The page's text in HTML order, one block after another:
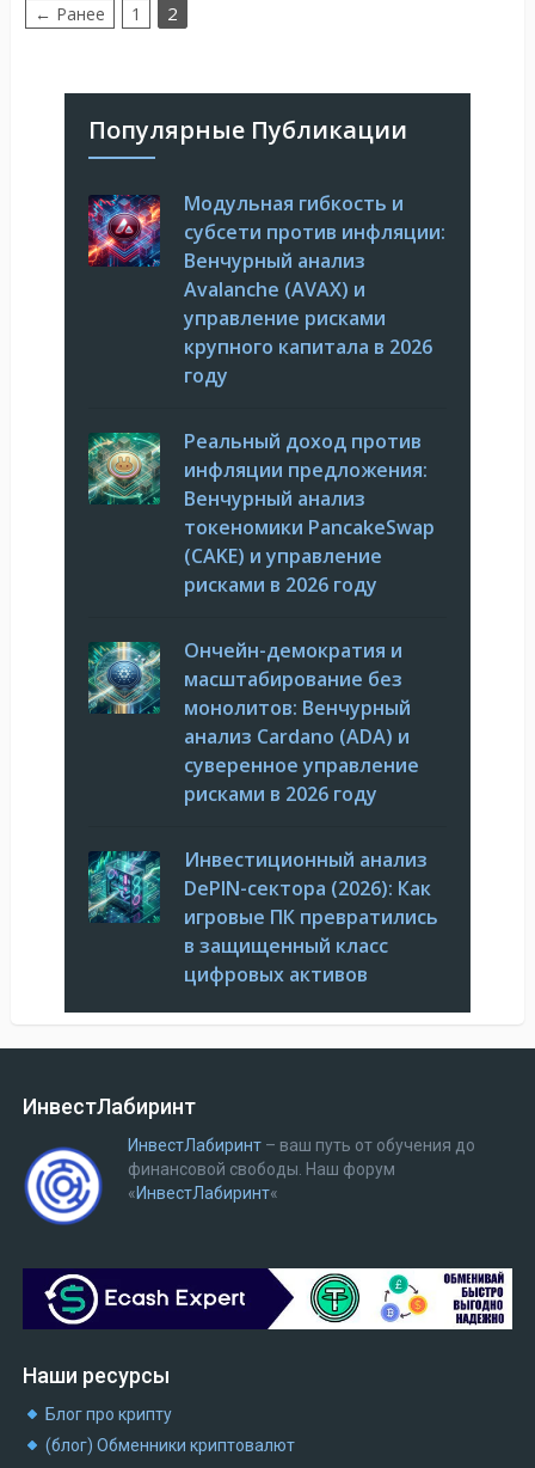
← Ранее 1 2
Популярные Публикации
Модульная гибкость и
субсети против инфляции:
Венчурный анализ
Avalanche (AVAX) и
управление рисками
крупного капитала в 2026
году
Реальный доход против
инфляции предложения:
Венчурный анализ
токеномики PancakeSwap
(CAKE) и управление
рисками в 2026 году
Ончейн-демократия и
масштабирование без
монолитов: Венчурный
анализ Cardano (ADA) и
суверенное управление
рисками в 2026 году
Инвестиционный анализ
DePIN-сектора (2026): Как
игровые ПК превратились
в защищенный класс
цифровых активов
ИнвестЛабиринт
ИнвестЛабиринт– ваш путь от обучения до
финансовой свободы. Наш форум
«ИнвестЛабиринт«
Наши ресурсы
Блог про крипту
(блог) Обменники криптовалют